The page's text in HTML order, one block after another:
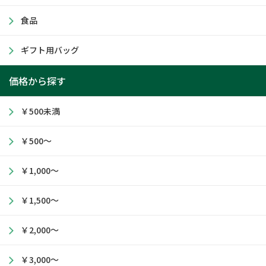
食品
ギフト用バッグ
価格から探す
￥500未満
￥500～
￥1,000～
￥1,500～
￥2,000～
￥3,000～